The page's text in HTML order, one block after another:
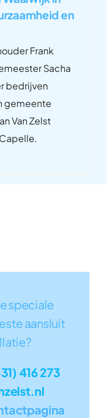
en
Frank
Sacha
bedrijven
gemeente
Van Zelst
speciale
aansluit
416 273